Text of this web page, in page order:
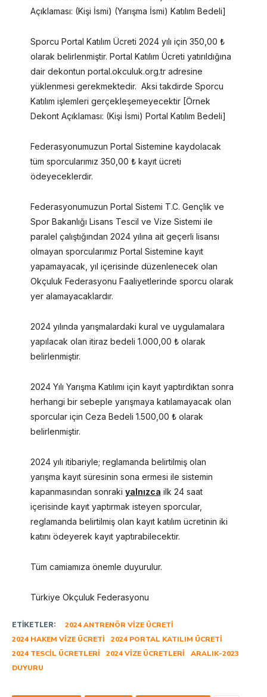
Açıklaması: (Kişi İsmi) (Yarışma İsmi) Katılım Bedeli]
Sporcu Portal Katılım Ücreti 2024 yılı için 350,00 ₺
olarak belirlenmiştir. Portal Katılım Ücreti yatırıldığına
dair dekontun portal.okculuk.org.tr adresine
yüklenmesi gerekmektedir. Aksi takdirde Sporcu
Katılım işlemleri gerçekleşemeyecektir [Örnek
Dekont Açıklaması: (Kişi İsmi) Portal Katılım Bedeli]
Federasyonumuzun Portal Sistemine kaydolacak
tüm sporcularımız 350,00 ₺ kayıt ücreti
ödeyeceklerdir.
Federasyonumuzun Portal Sistemi T.C. Gençlik ve
Spor Bakanlığı Lisans Tescil ve Vize Sistemi ile
paralel çalıştığından 2024 yılına ait geçerli lisansı
olmayan sporcularımız Portal Sistemine kayıt
yapamayacak, yıl içerisinde düzenlenecek olan
Okçuluk Federasyonu Faaliyetlerinde sporcu olarak
yer alamayacaklardır.
2024 yılında yarışmalardaki kural ve uygulamalara
yapılacak olan itiraz bedeli 1.000,00 ₺ olarak
belirlenmiştir.
2024 Yılı Yarışma Katılımı için kayıt yaptırdıktan sonra
herhangi bir sebeple yarışmaya katılamayacak olan
sporcular için Ceza Bedeli 1.500,00 ₺ olarak
belirlenmiştir.
2024 yılı itibariyle; reglamanda belirtilmiş olan
yarışma kayıt süresinin sona ermesi ile sistemin
kapanmasından sonraki yalnızca ilk 24 saat
içerisinde kayıt yaptırmak isteyen sporcular,
reglamanda belirtilmiş olan kayıt katılım ücretinin iki
katını ödeyerek kayıt yaptırabilecektir.
Tüm camiamıza önemle duyurulur.
Türkiye Okçuluk Federasyonu
ETIKETLER:
2024 ANTRENÖR VIZE ÜCRETI
2024 HAKEM VIZE ÜCRETI
2024 PORTAL KATILIM ÜCRETI
2024 TESCIL ÜCRETLERI
2024 VIZE ÜCRETLERI
ARALIK-2023
DUYURU